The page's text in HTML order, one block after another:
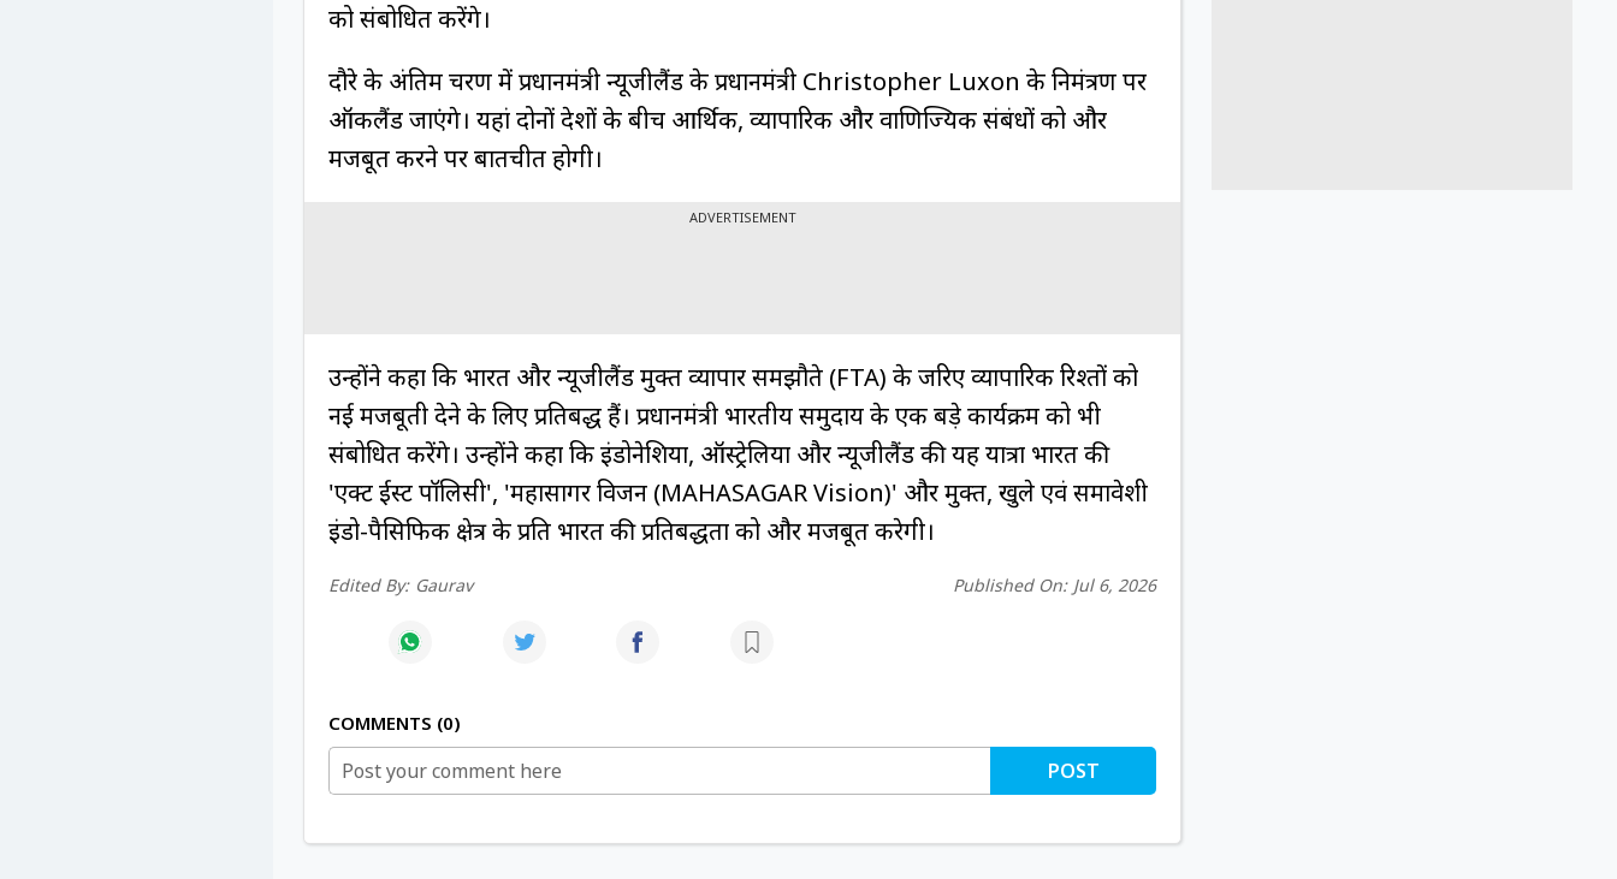
को संबोधित करेंगे।
दौरे के अंतिम चरण में प्रधानमंत्री न्यूजीलैंड के प्रधानमंत्री Christopher Luxon के निमंत्रण पर
ऑकलैंड जाएंगे। यहां दोनों देशों के बीच आर्थिक, व्यापारिक और वाणिज्यिक संबंधों को और
मजबूत करने पर बातचीत होगी।
ADVERTISEMENT
उन्होंने कहा कि भारत और न्यूजीलैंड मुक्त व्यापार समझौते (FTA) के जरिए व्यापारिक रिश्तों को
नई मजबूती देने के लिए प्रतिबद्ध हैं। प्रधानमंत्री भारतीय समुदाय के एक बड़े कार्यक्रम को भी
संबोधित करेंगे। उन्होंने कहा कि इंडोनेशिया, ऑस्ट्रेलिया और न्यूजीलैंड की यह यात्रा भारत की
'एक्ट ईस्ट पॉलिसी', 'महासागर विजन (MAHASAGAR Vision)' और मुक्त, खुले एवं समावेशी
इंडो-पैसिफिक क्षेत्र के प्रति भारत की प्रतिबद्धता को और मजबूत करेगी।
Edited By: Gaurav Published On: Jul 6, 2026
COMMENTS 0
POST